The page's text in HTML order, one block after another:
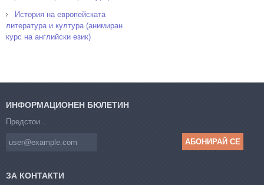
История на европейската
литература и култура (анимиран
курс на английски език)
ИНФОРМАЦИОНЕН БЮЛЕТИН
Предстои...
ЗА КОНТАКТИ